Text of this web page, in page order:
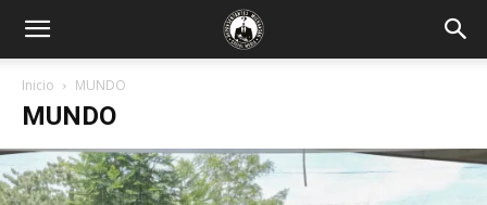
Inicio MUNDO
MUNDO